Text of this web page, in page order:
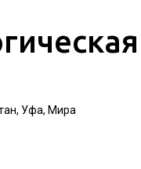
Уфа, Мира